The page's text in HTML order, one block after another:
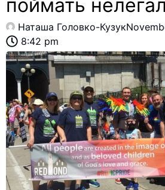
поймать
Наташа Головко-Кузук
8:42 pm